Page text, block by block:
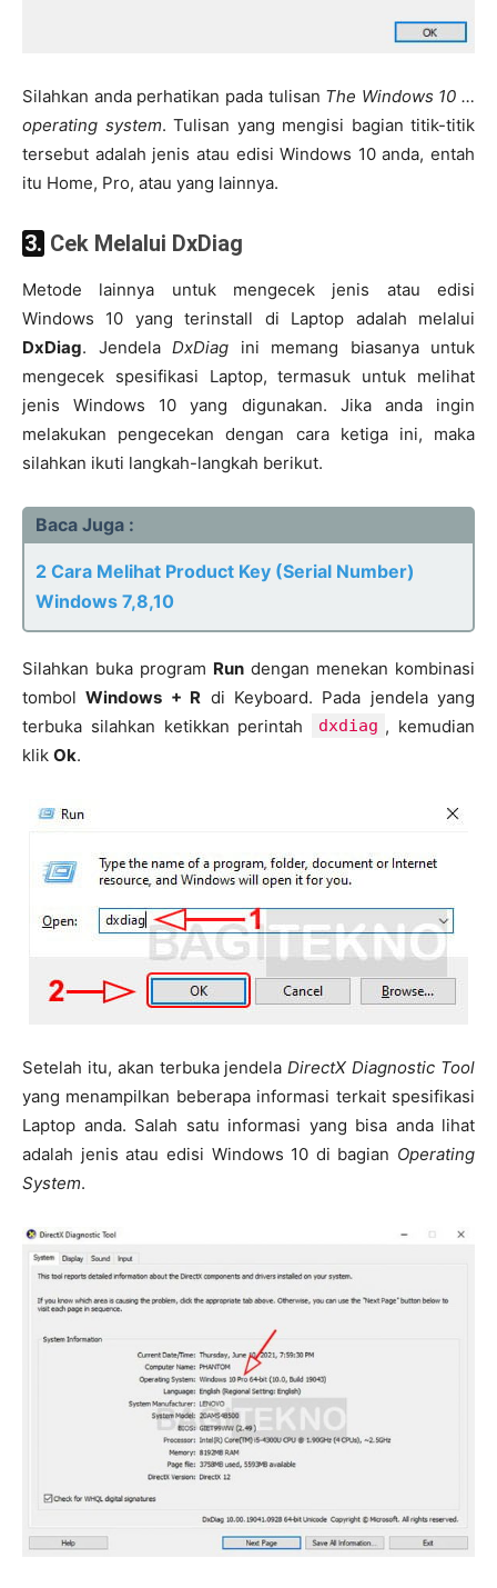
Silahkan anda perhatikan pada tulisan The Windows 10 …
operating system. Tulisan yang mengisi bagian titik-titik
tersebut adalah jenis atau edisi Windows 10 anda, entah
itu Home, Pro, atau yang lainnya.
3. Cek Melalui DxDiag
Metode lainnya untuk mengecek jenis atau edisi
Windows 10 yang terinstall di Laptop adalah melalui
DxDiag. Jendela DxDiag ini memang biasanya untuk
mengecek spesifikasi Laptop, termasuk untuk melihat
jenis Windows 10 yang digunakan. Jika anda ingin
melakukan pengecekan dengan cara ketiga ini, maka
silahkan ikuti langkah-langkah berikut.
Baca Juga :
2 Cara Melihat Product Key (Serial Number)
Windows 7,8,10
Silahkan buka program Run dengan menekan kombinasi
tombolWindows + R di Keyboard. Pada jendela yang
terbuka silahkan ketikkan perintah
dxdiag , kemudian
klik Ok.
Setelah itu, akan terbuka jendelaDirectX Diagnostic Tool
yang menampilkan beberapa informasi terkait spesifikasi
Laptop anda. Salah satu informasi yang bisa anda lihat
adalah jenis atau edisi Windows 10 di bagian Operating
System.